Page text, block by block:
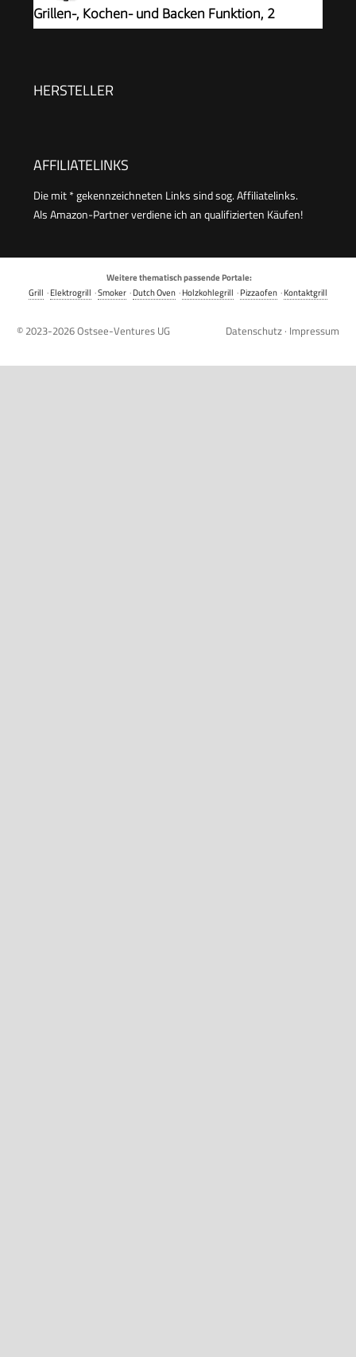
Grillen-, Kochen- und Backen Funktion, 2
Gusseisen-Rost, #2062
HERSTELLER
AFFILIATELINKS
Die mit * gekennzeichneten Links sind sog. Affiliatelinks.
Als Amazon-Partner verdiene ich an qualifizierten Käufen!
Weitere thematisch passende Portale:
Grill ·Elektrogrill ·Smoker ·Dutch Oven ·Holzkohlegrill ·Pizzaofen ·Kontaktgrill
© 2023-2026Ostsee-Ventures UG Datenschutz · Impressum